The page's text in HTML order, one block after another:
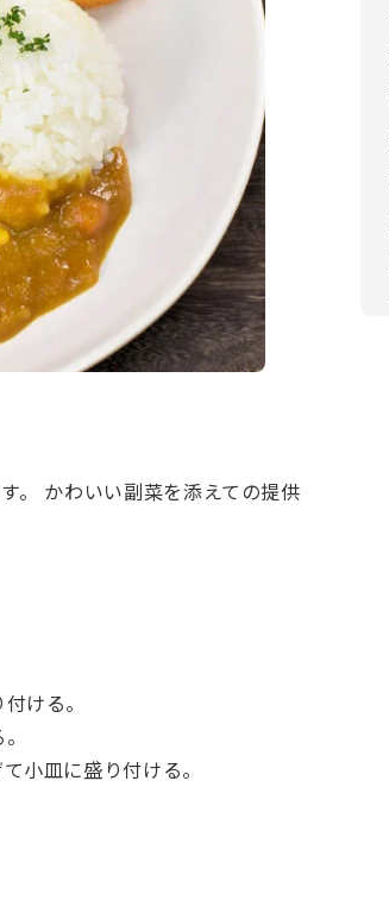
。 かわいい副菜を添えての提供
ける。
小皿に盛り付ける。